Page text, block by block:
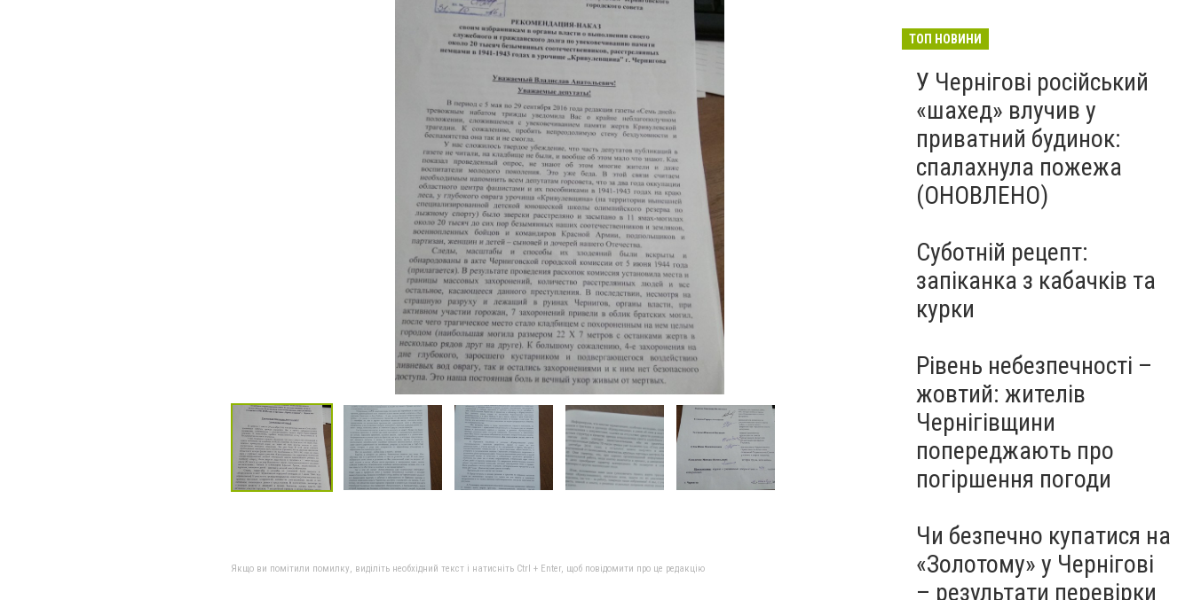
Якщо ви помітили помилку, виділіть необхідний текст і натисніть Ctrl + Enter, щоб повідомити про це редакцію
ТОП НОВИНИ
У Чернігові російський
«шахед» влучив у
приватний будинок:
спалахнула пожежа
(ОНОВЛЕНО)
Суботній рецепт:
запіканка з кабачків та
курки
Рівень небезпечності –
жовтий: жителів
Чернігівщини
попереджають про
погіршення погоди
Чи безпечно купатися на
«Золотому» у Чернігові
– результати перевірки